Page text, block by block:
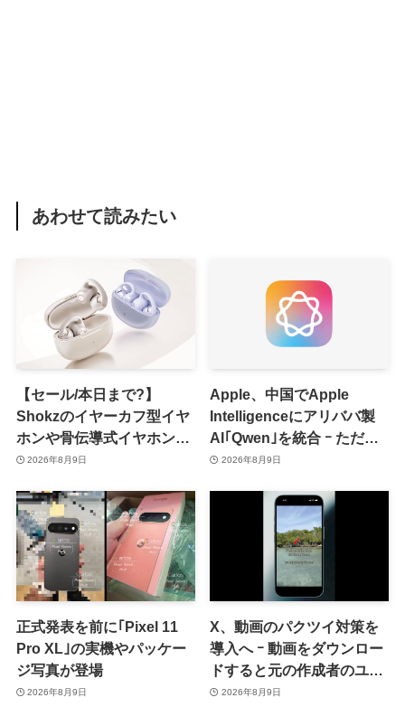
あわせて読みたい
【セール/本日まで?】
Shokzのイヤーカフ型イヤ
ホンや骨伝導式イヤホンが
一律10％のポイント還元に
2026年8月9日
Apple、中国でApple
Intelligenceにアリババ製
AI｢Qwen｣を統合 ｰ ただ、
ユーザーガイドを公開後に
2026年8月9日
正式発表を前に｢Pixel 11
Pro XL｣の実機やパッケー
ジ写真が登場
2026年8月9日
X、動画のパクツイ対策を
導入へ ｰ 動画をダウンロー
ドすると元の作成者のユー
ザー名の透かしが入るよう
2026年8月9日